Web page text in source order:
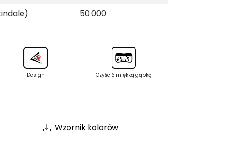
50 000
Design Czyścić miękką gąbką
Wzornik kolorów